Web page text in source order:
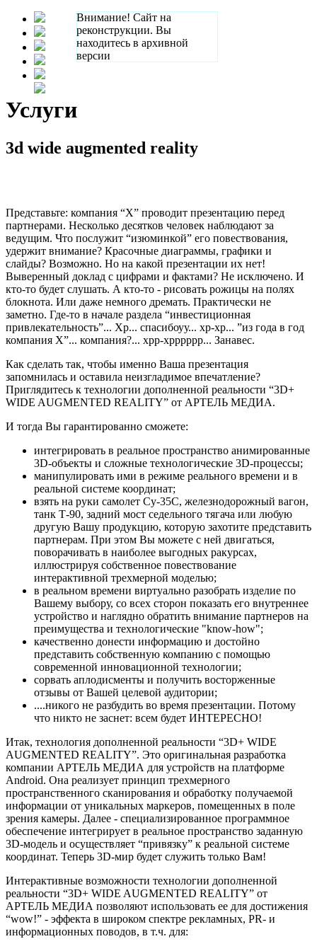
Внимание! Сайт на
реконструкции. Вы
находитесь в архивной
версии
Услуги
3d wide augmented reality
Представьте: компания “X” проводит презентацию перед
партнерами. Несколько десятков человек наблюдают за
ведущим. Что послужит “изюминкой” его повествования,
удержит внимание? Красочные диаграммы, графики и
слайды? Возможно. Но на какой презентации их нет!
Выверенный доклад с цифрами и фактами? Не исключено. И
кто-то будет слушать. А кто-то - рисовать рожицы на полях
блокнота. Или даже немного дремать. Практически не
заметно. Где-то в начале раздела “инвестиционная
привлекательность”... Хр... спасибоуу... хр-хр... ”из года в год
компания X”... компания?... хрр-хрррррр... Занавес.
Как сделать так, чтобы именно Ваша презентация
запомнилась и оставила неизгладимое впечатление?
Приглядитесь к технологии дополненной реальности “3D+
WIDE AUGMENTED REALITY” от АРТЕЛЬ МЕДИА.
И тогда Вы гарантированно сможете:
интегрировать в реальное пространство анимированные
3D-объекты и сложные технологические 3D-процессы;
манипулировать ими в режиме реального времени и в
реальной системе координат;
взять на руки самолет Су-35С, железнодорожный вагон,
танк Т-90, задний мост седельного тягача или любую
другую Вашу продукцию, которую захотите представить
партнерам. При этом Вы можете с ней двигаться,
поворачивать в наиболее выгодных ракурсах,
иллюстрируя собственное повествование
интерактивной трехмерной моделью;
в реальном времени виртуально разобрать изделие по
Вашему выбору, со всех сторон показать его внутреннее
устройство и наглядно обратить внимание партнеров на
преимущества и технологические "know-how";
качественно донести информацию и достойно
представить собственную компанию с помощью
современной инновационной технологии;
сорвать аплодисменты и получить восторженные
отзывы от Вашей целевой аудитории;
....никого не разбудить во время презентации. Потому
что никто не заснет: всем будет ИНТЕРЕСНО!
Итак, технология дополненной реальности “3D+ WIDE
AUGMENTED REALITY”. Это оригинальная разработка
компании АРТЕЛЬ МЕДИА для устройств на платформе
Android. Она реализует принцип трехмерного
пространственного сканирования и обработку получаемой
информации от уникальных маркеров, помещенных в поле
зрения камеры. Далее - специализированное программное
обеспечение интегрирует в реальное пространство заданную
3D-модель и осуществляет “привязку” к реальной системе
координат. Теперь 3D-мир будет служить только Вам!
Интерактивные возможности технологии дополненной
реальности “3D+ WIDE AUGMENTED REALITY” от
АРТЕЛЬ МЕДИА позволяют использовать ее для достижения
“wow!” - эффекта в широком спектре рекламных, PR- и
информационных поводов, в т.ч. для: